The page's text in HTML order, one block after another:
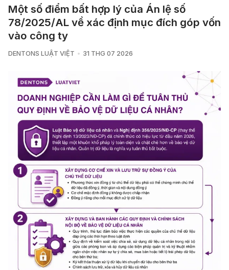
Một số điểm bất hợp lý của Án lệ số
78/2025/AL về xác định mục đích góp vốn
vào công ty
DENTONS LUẬT VIỆT 31 THG 07 2026